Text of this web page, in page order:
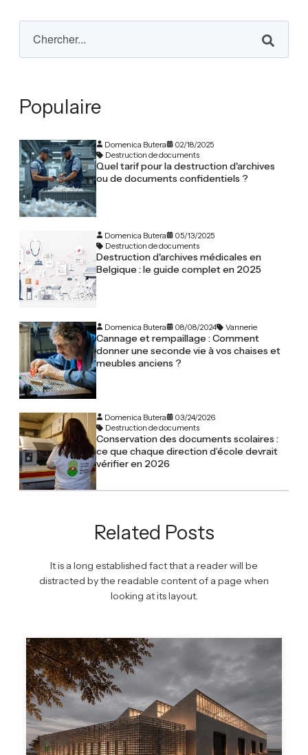
Populaire
Domenica Butera
02/18/2025
Destruction de documents
Quel tarif pour la destruction d'archives
ou de documents confidentiels ?
Domenica Butera
05/13/2025
Destruction de documents
Destruction d'archives médicales en
Belgique : le guide complet en 2025
Domenica Butera 08/08/2024 Vannerie
Cannage et rempaillage : Comment
donner une seconde vie à vos chaises et
meubles anciens ?
Domenica Butera
03/24/2026
Destruction de documents
Conservation des documents scolaires :
ce que chaque direction d’école devrait
vérifier en 2026
Related Posts
It is a long established fact that a reader will be
distracted by the readable content of a page when
looking at its layout.